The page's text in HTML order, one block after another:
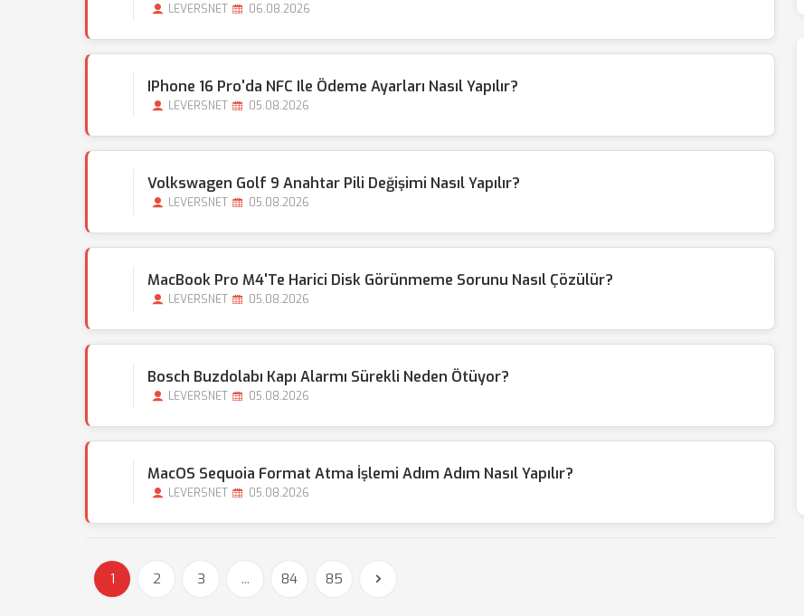
LEVERSNET 06.08.2026
IPhone 16 Pro'da NFC Ile Ödeme Ayarları Nasıl Yapılır?
LEVERSNET 05.08.2026
Volkswagen Golf 9 Anahtar Pili Değişimi Nasıl Yapılır?
LEVERSNET 05.08.2026
MacBook Pro M4'te Harici Disk Görünmeme Sorunu Nasıl Çözülür?
LEVERSNET 05.08.2026
Bosch Buzdolabı Kapı Alarmı Sürekli Neden Ötüyor?
LEVERSNET 05.08.2026
MacOS Sequoia Format Atma İşlemi Adım Adım Nasıl Yapılır?
LEVERSNET 05.08.2026
1 2 3 ... 84 85